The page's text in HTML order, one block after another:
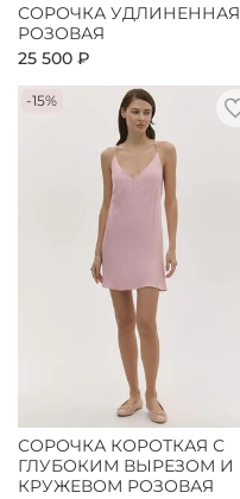
СОРОЧКА УДЛИНЕННАЯ
РОЗОВАЯ
25 500 ₽
-15%
СОРОЧКА КОРОТКАЯ С
ГЛУБОКИМ ВЫРЕЗОМ И
КРУЖЕВОМ РОЗОВАЯ